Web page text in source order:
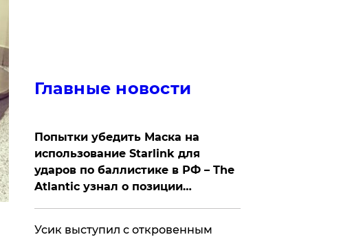
Главные новости
Попытки убедить Маска на
использование Starlink для
ударов по баллистике в РФ – The
Atlantic узнал о позиции
Усик выступил с откровенным